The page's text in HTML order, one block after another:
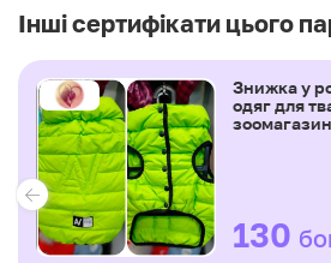
Інші сертифікати цього
Знижка у
одяг для
130